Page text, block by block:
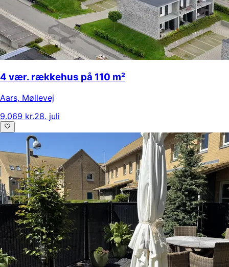
4 vær. rækkehus på 110 m²
Aars, Møllevej
9.069 kr.28. juli